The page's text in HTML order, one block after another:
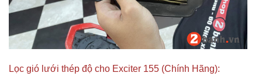
Lọc gió lưới thép độ cho Exciter 155 (Chính Hãng):